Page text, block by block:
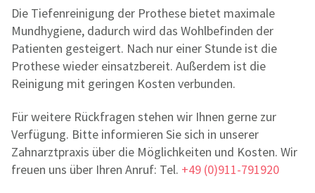
Die Tiefenreinigung der Prothese bietet maximale
Mundhygiene, dadurch wird das Wohlbefinden der
Patienten gesteigert. Nach nur einer Stunde ist die
Prothese wieder einsatzbereit. Außerdem ist die
Reinigung mit geringen Kosten verbunden.
Für weitere Rückfragen stehen wir Ihnen gerne zur
Verfügung. Bitte informieren Sie sich in unserer
Zahnarztpraxis über die Möglichkeiten und Kosten. Wir
freuen uns über Ihren Anruf: Tel. +49 (0)911-791920